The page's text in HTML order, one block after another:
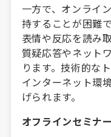
一方で、オンライ
持することが困難
表情や反応を読み
質疑応答やネット
ります。技術的な
インターネット環
げられます。
オフラインセミナ